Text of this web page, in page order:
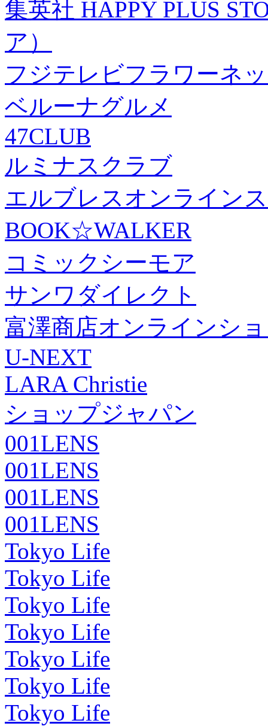
集英社 HAPPY PLUS
ア）
フジテレビフラワーネ
ベルーナグルメ
47CLUB
ルミナスクラブ
エルブレスオンライン
BOOK☆WALKER
コミックシーモア
サンワダイレクト
富澤商店オンラインシ
U-NEXT
LARA Christie
ショップジャパン
001LENS
001LENS
001LENS
001LENS
Tokyo Life
Tokyo Life
Tokyo Life
Tokyo Life
Tokyo Life
Tokyo Life
Tokyo Life